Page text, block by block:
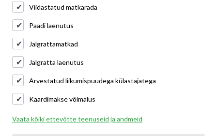
Viidastatud matkarada
Paadi laenutus
Jalgrattamatkad
Jalgratta laenutus
Arvestatud liikumispuudega külastajatega
Kaardimakse võimalus
Vaata kõiki ettevõtte teenuseid ja andmeid